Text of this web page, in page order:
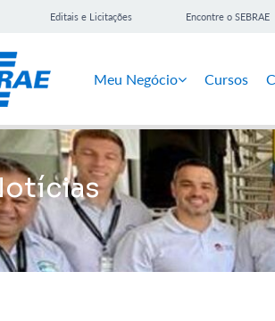
Editais e Licitações Encontre o SEBRAE
Meu Negócio Cursos